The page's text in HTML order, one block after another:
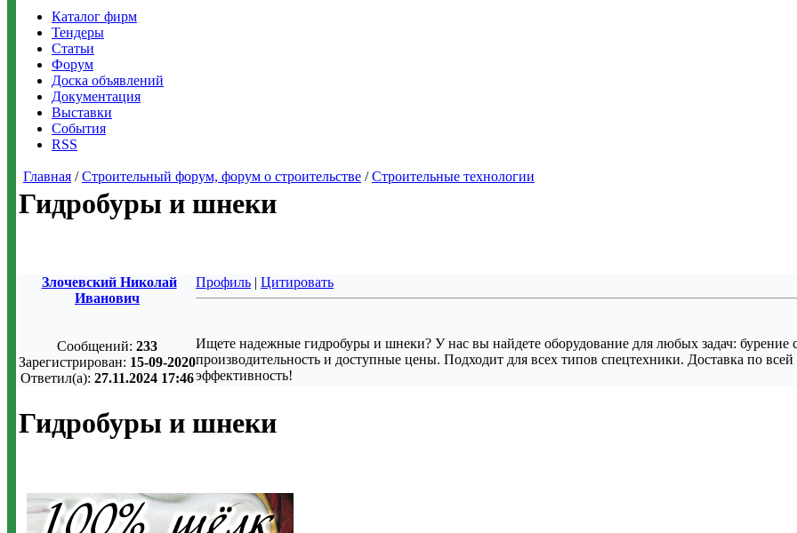
Каталог фирм
Тендеры
Статьи
Форум
Доска объявлений
Документация
Выставки
События
RSS
Главная /Строительный форум, форум о строительстве /Строительные технологии
Гидробуры и шнеки
Злочевский Николай
Иванович
Сообщений: 233
Зарегистрирован: 15-09-2020
Ответил(а): 27.11.2024 17:46
Профиль | Цитировать
Ищете надежные гидробуры и шнеки? У нас вы найдете оборудование для любых задач:
производительность и доступные цены. Подходит для всех типов спецтехники. Доставка по всей
эффективность!
Гидробуры и шнеки